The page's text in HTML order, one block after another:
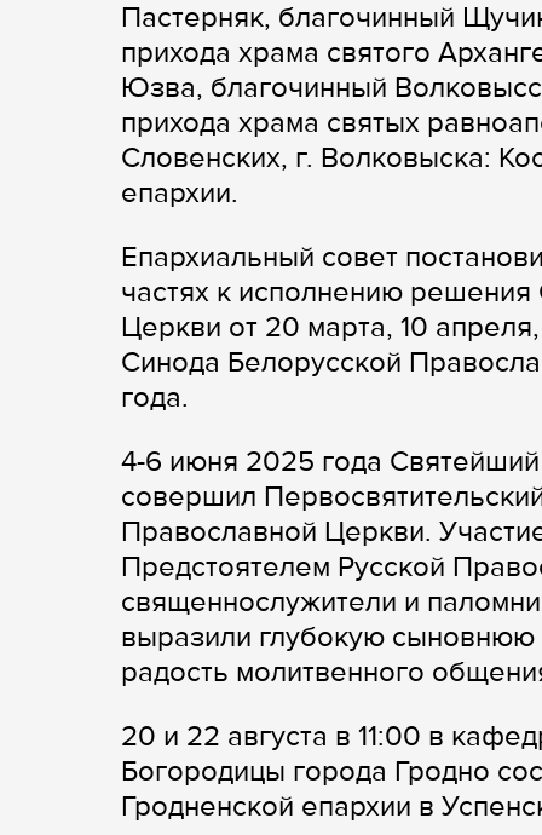
Пастерняк, благочинный
прихода храма святого
Юзва, благочинный
прихода храма святых
Словенских, г. Волковыска:
епархии.
Епархиальный совет
частях к исполнению
Церкви от 20 марта, 10
Синода Белорусской
года.
4-6 июня 2025 года
совершил
Православной Церкви.
Предстоятелем Русской
священнослужители и
выразили глубокую сыновнюю
радость молитвенного
20 и 22 августа в 11:00 в
Богородицы города Гродно
Гродненской епархии в